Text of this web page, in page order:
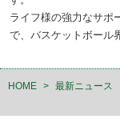
ライフ様の強力なサポ
で、バスケットボール
HOME > 最新ニュース